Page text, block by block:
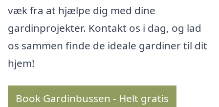
væk fra at hjælpe dig med dine
gardinprojekter. Kontakt os i dag, og lad
os sammen finde de ideale gardiner til dit
hjem!
Book Gardinbussen - Helt gratis